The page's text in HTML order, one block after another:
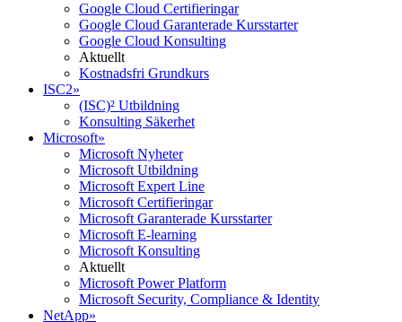
Google Cloud Certifieringar
Google Cloud Garanterade Kursstarter
Google Cloud Konsulting
Aktuellt
Kostnadsfri Grundkurs
ISC2»
(ISC)² Utbildning
Konsulting Säkerhet
Microsoft»
Microsoft Nyheter
Microsoft Utbildning
Microsoft Expert Line
Microsoft Certifieringar
Microsoft Garanterade Kursstarter
Microsoft E-learning
Microsoft Konsulting
Aktuellt
Microsoft Power Platform
Microsoft Security, Compliance & Identity
NetApp»